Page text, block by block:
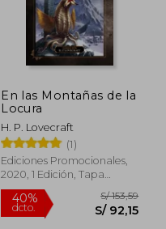
En las Montañas de la
Locura
H. P. Lovecraft
(1)
Ediciones Promocionales,
2020, 1 Edición, Tapa
Blanda, Nuevo